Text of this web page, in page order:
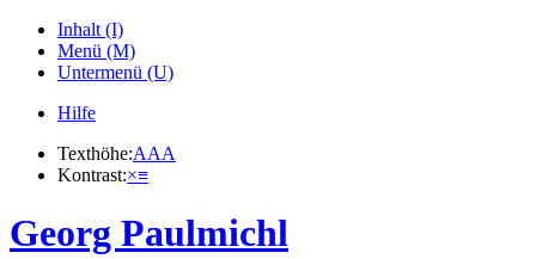
Inhalt (I)
Menü (M)
Untermenü (U)
Hilfe
Texthöhe:AAA
Kontrast:×≡
Georg Paulmichl